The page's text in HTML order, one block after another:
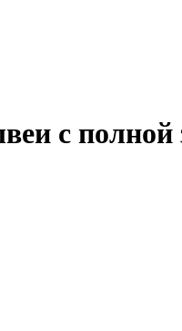
с